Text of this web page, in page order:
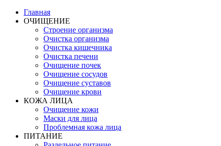
Главная
ОЧИЩЕНИЕ
Строение организма
Очистка организма
Очистка кишечника
Очистка печени
Очищение почек
Очищение сосудов
Очищение суставов
Очищение крови
КОЖА ЛИЦА
Очищение кожи
Маски для лица
Проблемная кожа лица
ПИТАНИЕ